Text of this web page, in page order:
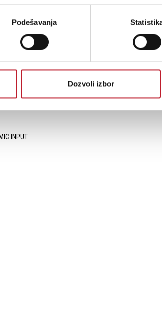
Podešavanja
Dozvoli izbor
TONA
INPUT